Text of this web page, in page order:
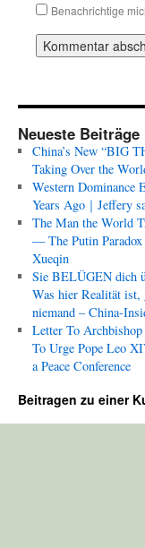
Benachrichtige
Neueste Beiträge
China’s New “BIG
Taking Over the
Western Dominance
Years Ago｜Jeffery
The Man the World
— The Putin
Xueqin
Sie BELÜGEN dich
Was hier Realität
niemand – China-
Letter To Archbishop
To Urge Pope Leo
a Peace Conference
Beitragen zu einer